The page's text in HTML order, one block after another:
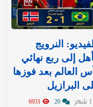
‏النرويج
إلى ربع نهائي
العالم بعد فوزها
البرازيل